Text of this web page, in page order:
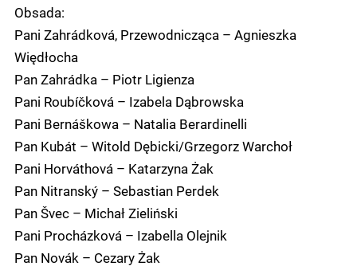
Obsada:
Pani Zahrádková, Przewodnicząca – Agnieszka
Więdłocha
Pan Zahrádka – Piotr Ligienza
Pani Roubíčková – Izabela Dąbrowska
Pani Bernáškowa – Natalia Berardinelli
Pan Kubát – Witold Dębicki/Grzegorz Warchoł
Pani Horváthová – Katarzyna Żak
Pan Nitranský – Sebastian Perdek
Pan Švec – Michał Zieliński
Pani Procházková – Izabella Olejnik
Pan Novák – Cezary Żak